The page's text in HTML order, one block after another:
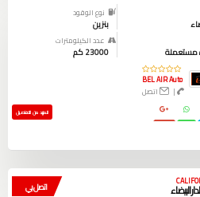
نوع الوقود
بنزين
مستعملة
عدد الكيلومترات
23000 كم
BEL AIR Auto
|
اتصل
المزيد من التفاصيل
اتصل بي